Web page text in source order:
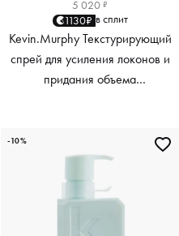
5 020 ₽
1130₽ в сплит
Kevin.Murphy Текстурирующий
спрей для усиления локонов и
придания объема
-10%